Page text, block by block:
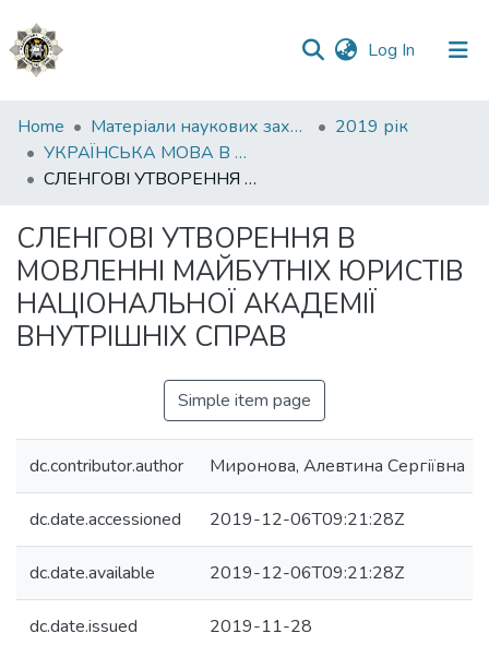
Log In (current)
Communities
&
Collections
Statistics
Home Матеріали наукових заходів
2019 рік
УКРАЇНСЬКА МОВА В ЮРИСПРУДЕНЦІЇ: СТАН, ПРОБЛЕМИ, ПЕРСПЕКТИВИ Частина 2
СЛЕНГОВІ УТВОРЕННЯ В МОВЛЕННІ МАЙБУТНІХ ЮРИСТІВ НАЦІОНАЛЬНОЇ АКАДЕМІЇ ВНУТРІШНІХ СПРАВ
СЛЕНГОВІ УТВОРЕННЯ В
МОВЛЕННІ МАЙБУТНІХ ЮРИСТІВ
НАЦІОНАЛЬНОЇ АКАДЕМІЇ
ВНУТРІШНІХ СПРАВ
Simple item page
dc.contributor.author Миронова, Алевтина Cергіївна
dc.date.accessioned 2019-12-06T09:21:28Z
dc.date.available 2019-12-06T09:21:28Z
dc.date.issued 2019-11-28